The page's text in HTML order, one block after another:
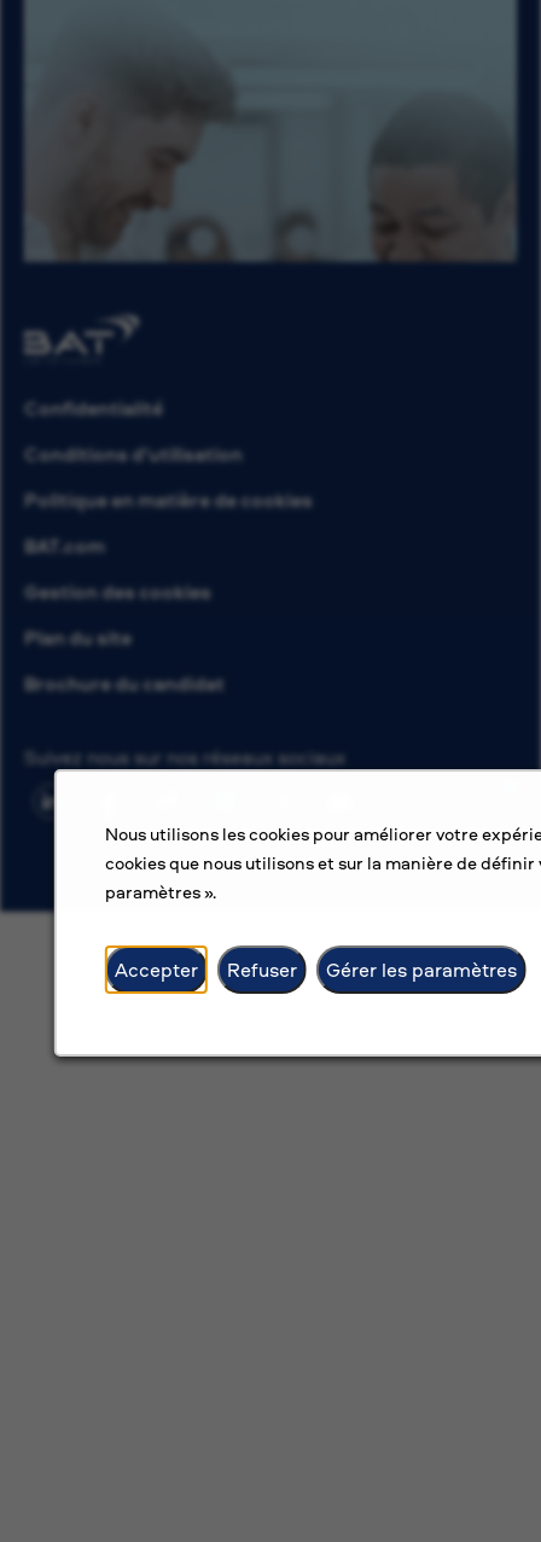
Nous utilisons les cookies pour améliorer votre
cookies que nous utilisons et sur la manière de
paramètres ».
Accepter Refuser Gérer les paramètres
Confidentialité
Conditions d’utilisation
Politique en matière de cookies
BAT.com
Gestion des cookies
Plan du site
Brochure du candidat
Suivez nous sur nos réseaux sociaux